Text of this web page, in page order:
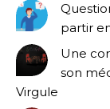
partir
Une
son
Virgule